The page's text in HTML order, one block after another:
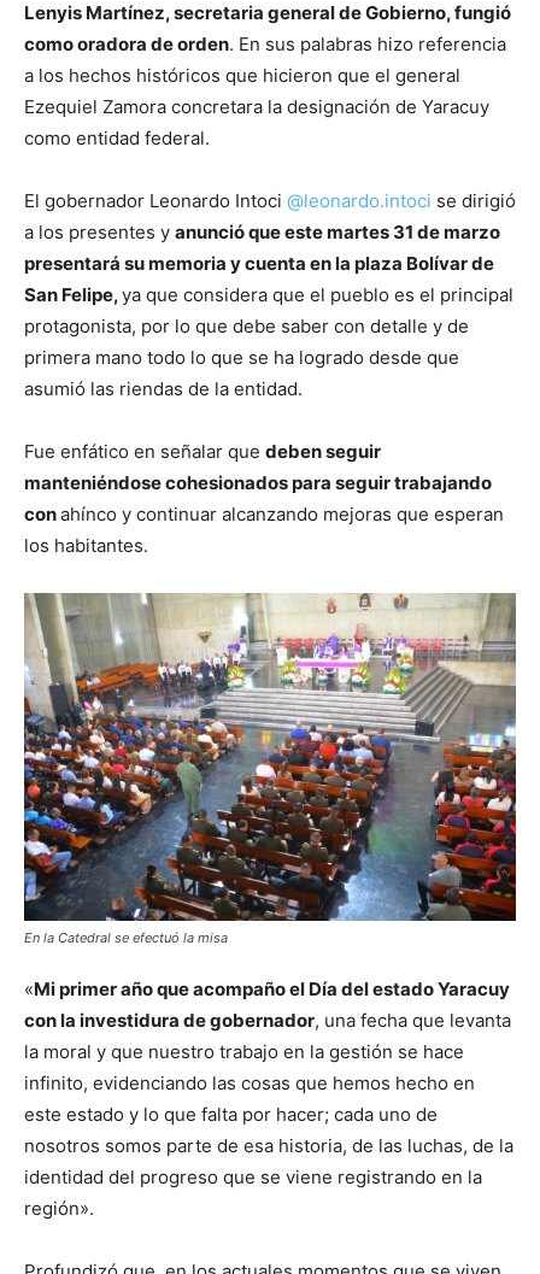
Lenyis Martínez, secretaria general de Gobierno, fungió
como oradora de orden. En sus palabras hizo referencia
a los hechos históricos que hicieron que el general
Ezequiel Zamora concretara la designación de Yaracuy
como entidad federal.
El gobernador Leonardo Intoci @leonardo.intoci se dirigió
a los presentes y anunció que este martes 31 de marzo
presentará su memoria y cuenta en la plaza Bolívar de
San Felipe,ya que considera que el pueblo es el principal
protagonista, por lo que debe saber con detalle y de
primera mano todo lo que se ha logrado desde que
asumió las riendas de la entidad.
Fue enfático en señalar que deben seguir
manteniéndose cohesionados para seguir trabajando
conahínco y continuar alcanzando mejoras que esperan
los habitantes.
En la Catedral se efectuó la misa
«Mi primer año que acompaño el Día del estado Yaracuy
con la investidura de gobernador, una fecha que levanta
la moral y que nuestro trabajo en la gestión se hace
infinito, evidenciando las cosas que hemos hecho en
este estado y lo que falta por hacer; cada uno de
nosotros somos parte de esa historia, de las luchas, de la
identidad del progreso que se viene registrando en la
región».